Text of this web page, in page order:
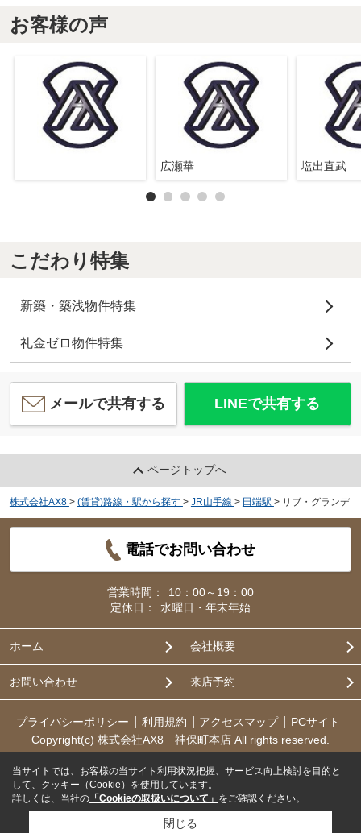
お客様の声
広瀬華 塩出直武
こだわり特集
新築・築浅物件特集
礼金ゼロ物件特集
メールで共有する LINEで共有する
ページトップへ
株式会社AX8 > (賃貸)路線・駅から探す > JR山手線 > 田端駅 > リブ・グランデ
電話でお問い合わせ
営業時間：
10：00～19：00
定休日：
水曜日・年末年始
ホーム 会社概要
お問い合わせ 来店予約
プライバシーポリシー 利用規約 アクセスマップ
PCサイト
Copyright(c) 株式会社AX8 神保町本店 All rights reserved.
当サイトでは、お客様の当サイト利用状況把握、サービス向上検討を目的と
して、クッキー（Cookie）を使用しています。
詳しくは、当社の 「Cookieの取扱いについて」 をご確認ください。
閉じる